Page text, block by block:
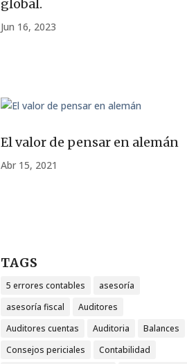
global.
Jun 16, 2023
El valor de pensar en alemán
Abr 15, 2021
TAGS
5 errores contables
asesoría
asesoría fiscal
Auditores
Auditores cuentas
Auditoria
Balances
Consejos periciales
Contabilidad